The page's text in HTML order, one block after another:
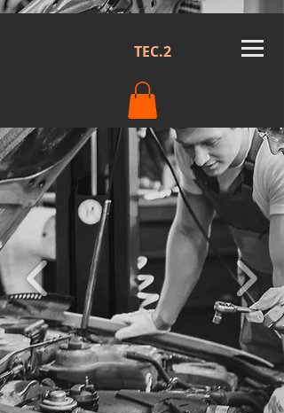
TEC.2